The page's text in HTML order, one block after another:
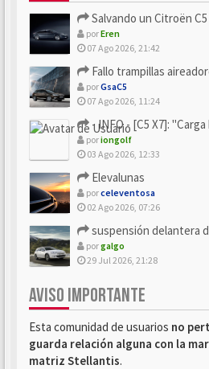
Salvando un Citroën C5 del
porEren
07 Ago 2026, 21:42
Fallo trampillas
porGsaC5
07 Ago 2026, 11:24
- INFO - [C5 X7]: "Carga
poriongolf
03 Ago 2026, 12:33
Elevalunas
porceleventosa
02 Ago 2026, 07:26
suspensión delantera
porgalgo
29 Jul 2026, 21:28
AVISO IMPORTANTE
Esta comunidad de usuarios no
guarda relación alguna con la
matriz Stellantis.